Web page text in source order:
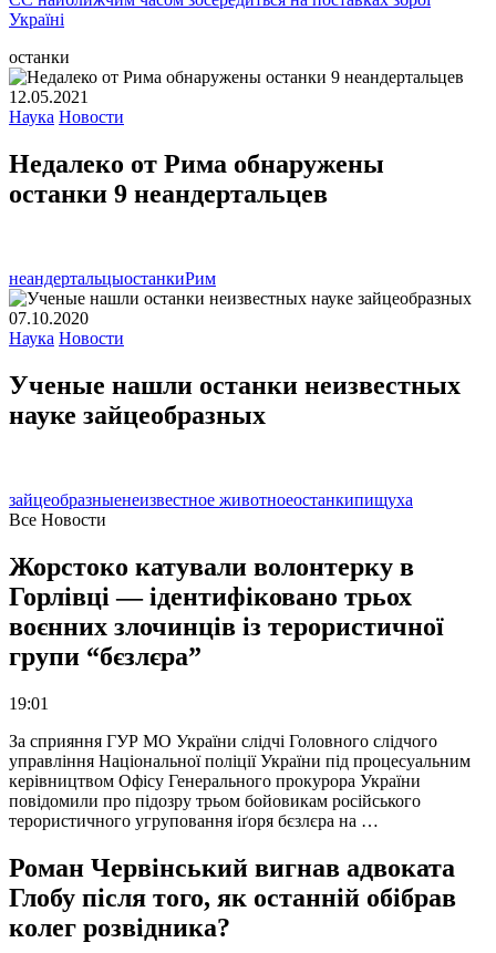
Україні
останки
12.05.2021
Наука Новости
Недалеко от Рима обнаружены
останки 9 неандертальцев
неандертальцыостанкиРим
07.10.2020
Наука Новости
Ученые нашли останки неизвестных
науке зайцеобразных
зайцеобразныенеизвестное животноеостанкипищуха
Все Новости
Жорстоко катували волонтерку в
Горлівці — ідентифіковано трьох
воєнних злочинців із терористичної
групи “бєзлєра”
19:01
За сприяння ГУР МО України слідчі Головного слідчого
управління Національної поліції України під процесуальним
керівництвом Офісу Генерального прокурора України
повідомили про підозру трьом бойовикам російського
терористичного угруповання іґоря бєзлєра на …
Роман Червінський вигнав адвоката
Глобу після того, як останній обібрав
колег розвідника?